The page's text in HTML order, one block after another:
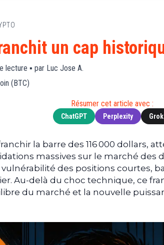
Actu
Web3
People
un cap
lecture ▪ par Luc Jose A.
(BTC)
Résumer cet article avec :
ChatGPT Perplexity Grok
la barre des 116 000 dollars,
massives sur le marché des
des positions courtes,
Au-delà du choc technique, ce
du marché et la nouvelle